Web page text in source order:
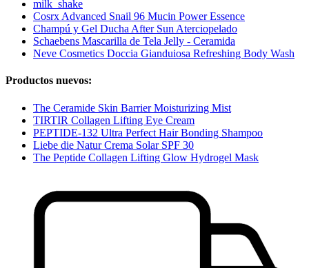
milk_shake
Cosrx Advanced Snail 96 Mucin Power Essence
Champú y Gel Ducha After Sun Aterciopelado
Schaebens Mascarilla de Tela Jelly - Ceramida
Neve Cosmetics Doccia Gianduiosa Refreshing Body Wash
Productos nuevos:
The Ceramide Skin Barrier Moisturizing Mist
TIRTIR Collagen Lifting Eye Cream
PEPTIDE-132 Ultra Perfect Hair Bonding Shampoo
Liebe die Natur Crema Solar SPF 30
The Peptide Collagen Lifting Glow Hydrogel Mask